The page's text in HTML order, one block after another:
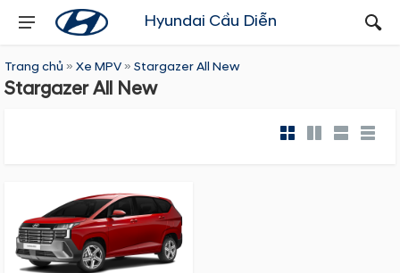
Hyundai Cầu Diễn
Trang chủ » Xe MPV» Stargazer All New
Stargazer All New